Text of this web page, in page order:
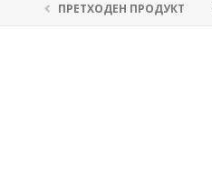
ПРЕТХОДЕН ПРОДУКТ